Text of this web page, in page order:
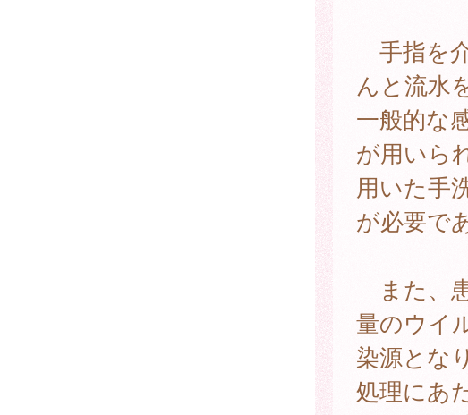
手指を
んと流水
一般的な
が用いら
用いた手
が必要で
また、
量のウイ
染源とな
処理にあ